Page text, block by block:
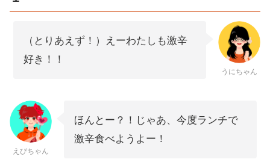
（とりあえず！）えーわたしも激辛
好き！！
うにちゃん
えびちゃん
ほんとー？！じゃあ、今度ランチで
激辛食べようよー！